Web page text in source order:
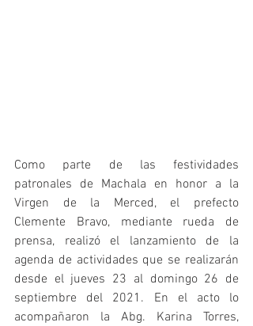
Como parte de las festividades
patronales de Machala en honor a la
Virgen de la Merced, el prefecto
Clemente Bravo, mediante rueda de
prensa, realizó el lanzamiento de la
agenda de actividades que se realizarán
desde el jueves 23 al domingo 26 de
septiembre del 2021. En el acto lo
acompañaron la Abg. Karina Torres,